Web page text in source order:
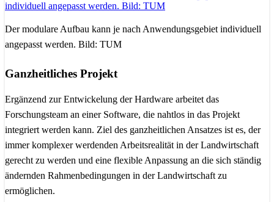
Der modulare Aufbau kann je nach Anwendungsgebiet individuell
angepasst werden. Bild: TUM
Ganzheitliches Projekt
Ergänzend zur Entwickelung der Hardware arbeitet das
Forschungsteam an einer Software, die nahtlos in das Projekt
integriert werden kann. Ziel des ganzheitlichen Ansatzes ist es, der
immer komplexer werdenden Arbeitsrealität in der Landwirtschaft
gerecht zu werden und eine flexible Anpassung an die sich ständig
ändernden Rahmenbedingungen in der Landwirtschaft zu
ermöglichen.